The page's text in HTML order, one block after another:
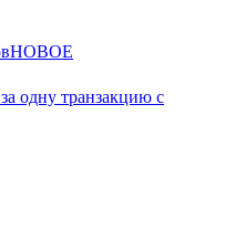
НОВОЕ
одну транзакцию с